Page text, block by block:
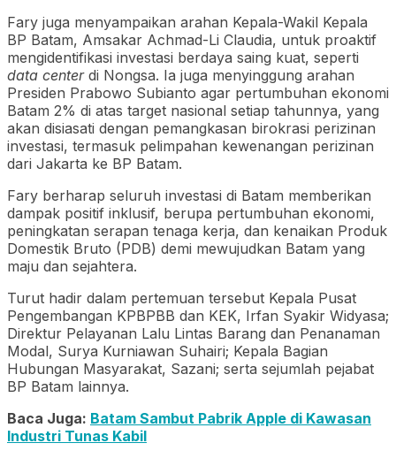
Fary juga menyampaikan arahan Kepala-Wakil Kepala
BP Batam, Amsakar Achmad-Li Claudia, untuk proaktif
mengidentifikasi investasi berdaya saing kuat, seperti
data centerdi Nongsa. Ia juga menyinggung arahan
Presiden Prabowo Subianto agar pertumbuhan ekonomi
Batam 2% di atas target nasional setiap tahunnya, yang
akan disiasati dengan pemangkasan birokrasi perizinan
investasi, termasuk pelimpahan kewenangan perizinan
dari Jakarta ke BP Batam.
Fary berharap seluruh investasi di Batam memberikan
dampak positif inklusif, berupa pertumbuhan ekonomi,
peningkatan serapan tenaga kerja, dan kenaikan Produk
Domestik Bruto (PDB) demi mewujudkan Batam yang
maju dan sejahtera.
Turut hadir dalam pertemuan tersebut Kepala Pusat
Pengembangan KPBPBB dan KEK, Irfan Syakir Widyasa;
Direktur Pelayanan Lalu Lintas Barang dan Penanaman
Modal, Surya Kurniawan Suhairi; Kepala Bagian
Hubungan Masyarakat, Sazani; serta sejumlah pejabat
BP Batam lainnya.
Baca Juga: Batam Sambut Pabrik Apple di Kawasan
Industri Tunas Kabil